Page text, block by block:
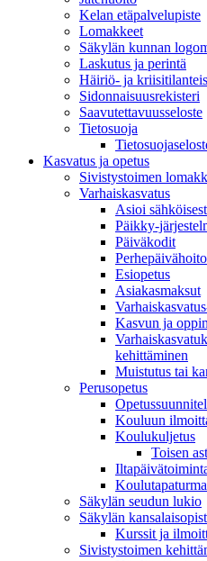
Kelan etäpalvelupiste
Lomakkeet
Säkylän kunnan
Laskutus ja perintä
Häiriö- ja
Sidonnaisuusrekisteri
Saavutettavuusseloste
Tietosuoja
Kasvatus ja opetus
Sivistystoimen
Varhaiskasvatus
Asioi
Päikky-
Päiväkodit
Perhepäivähoito
Esiopetus
Asiakasmaksut
Kasvun ja
kehittäminen
Muistutus tai
Perusopetus
Kouluun
Koulukuljetus
Toisen
Säkylän seudun lukio
Säkylän
Kurssit ja
Sivistystoimen